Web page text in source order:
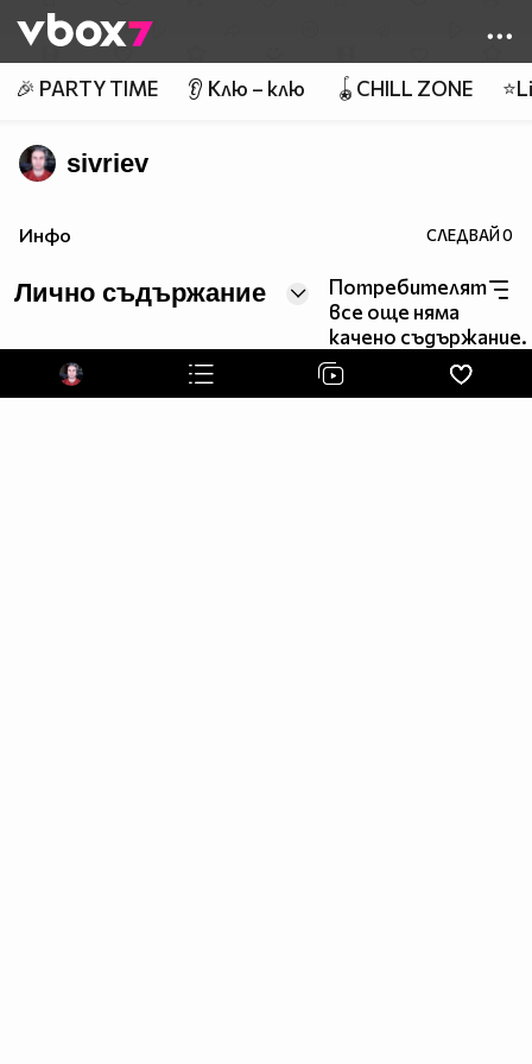
👾
🎉 PARTY TIME 👂 Клю – клю 🪀CHILL ZONE
sivriev
Инфо СЛЕДВАЙ0
Лично съдържание
Потребителят
все още няма
качено съдържание.